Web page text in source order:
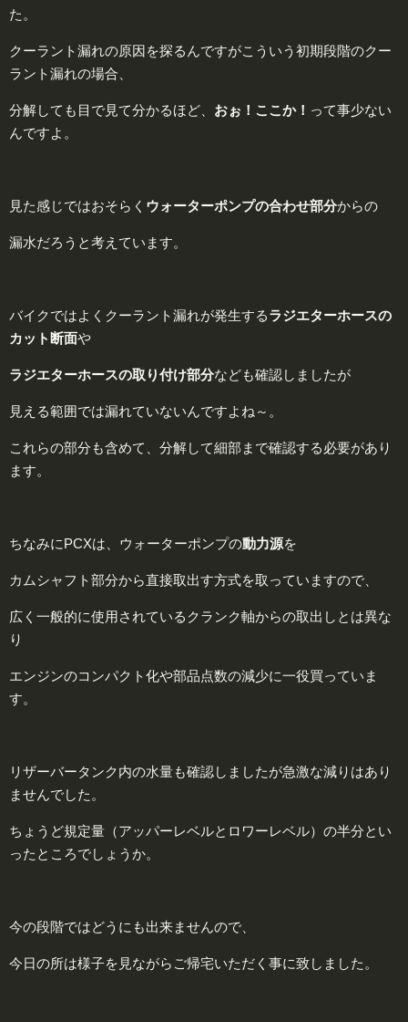
た。
クーラント漏れの原因を探るんですがこういう初期段階のクー
ラント漏れの場合、
分解しても目で見て分かるほど、 おぉ！ここか！ って事少ない
んですよ。
見た感じではおそらく ウォーターポンプの合わせ部分からの
漏水だろうと考えています。
バイクではよくクーラント漏れが発生するラジエターホースの
カット断面や
ラジエターホースの取り付け部分なども確認しましたが
見える範囲では漏れていないんですよね～。
これらの部分も含めて、分解して細部まで確認する必要があり
ます。
ちなみにPCXは、ウォーターポンプの動力源を
カムシャフト部分から直接取出す方式を取っていますので、
広く一般的に使用されているクランク軸からの取出しとは異な
り
エンジンのコンパクト化や部品点数の減少に一役買っていま
す。
リザーバータンク内の水量も確認しましたが急激な減りはあり
ませんでした。
ちょうど規定量（アッパーレベルとロワーレベル）の半分とい
ったところでしょうか。
今の段階ではどうにも出来ませんので、
今日の所は様子を見ながらご帰宅いただく事に致しました。